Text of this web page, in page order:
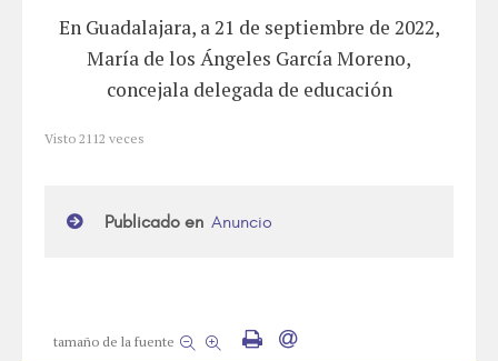
tamaño de la fuente
En Guadalajara, a 21 de septiembre de 2022,
María de los Ángeles García Moreno,
concejala delegada de educación
Visto 2112 veces
Publicado en Anuncio